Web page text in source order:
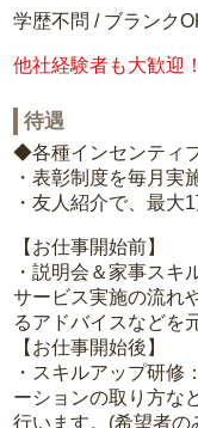
学歴不問 / ブランク
他社経験者も大歓迎！
待遇
◆各種インセンティ
・表彰制度を毎月実
・友人紹介で、最大
【お仕事開始前】
・説明会＆家事スキ
サービス実施の流れ
るアドバイスなどを
【お仕事開始後】
・スキルアップ研修
ーションの取り方な
行います。(希望者の